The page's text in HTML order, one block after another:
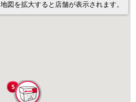
地図を拡大すると店舗が表示されます。